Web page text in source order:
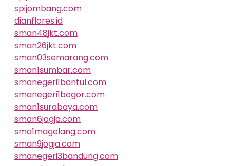
spijombang.com
dianflores.id
sman48jkt.com
sman26jkt.com
sman03semarang.com
sman1sumbar.com
smanegeri1bantul.com
smanegeri1bogor.com
sman1surabaya.com
sman6jogja.com
sma1magelang.com
sman9jogja.com
smanegeri3bandung.com